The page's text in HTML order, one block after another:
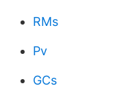
RMs
Pv
GCs